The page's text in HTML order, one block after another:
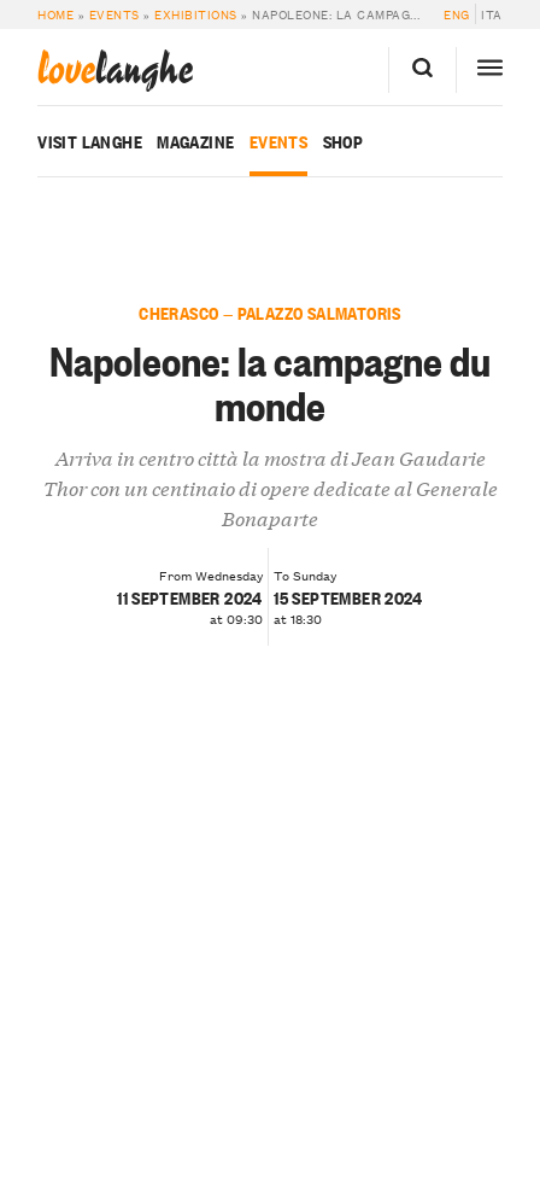
HOME » EVENTS »EXHIBITIONS » NAPOLEONE: LA CAMPAGNE DU MONDE ENG ITA
lovelanghe
VISIT LANGHE MAGAZINE EVENTS SHOP
CHERASCO — PALAZZO SALMATORIS
Napoleone: la campagne du
monde
Arriva in centro città la mostra di Jean Gaudarie
Thor con un centinaio di opere dedicate al Generale
Bonaparte
From Wednesday
11 SEPTEMBER 2024
at 09:30
To Sunday
15 SEPTEMBER 2024
at 18:30